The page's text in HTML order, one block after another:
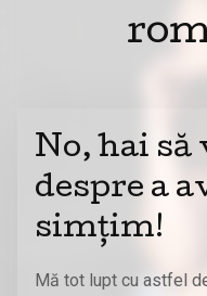
No, hai
despre a
simțim!
Mă tot lupt cu astfel